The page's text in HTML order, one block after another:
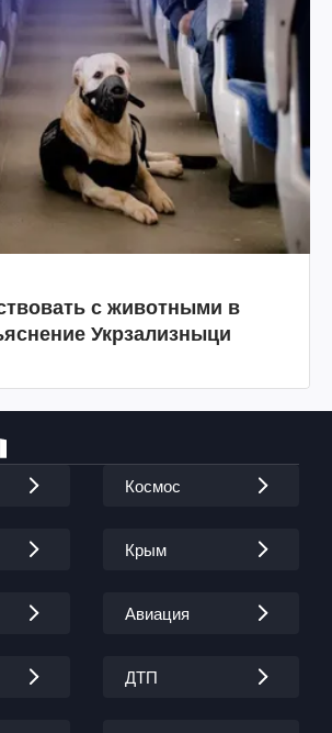
с животными в
Укрзализныци
Космос
Крым
Авиация
ДТП